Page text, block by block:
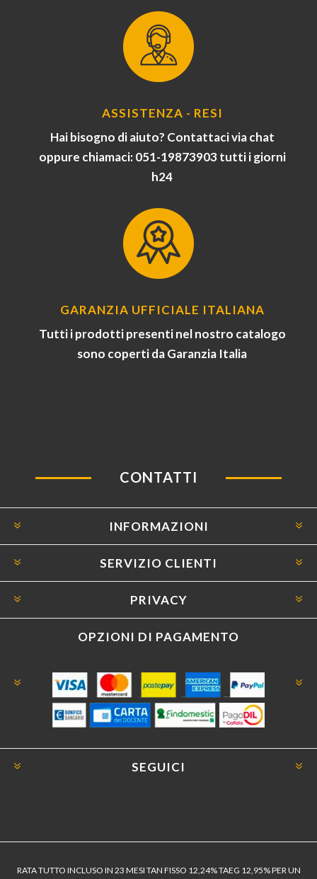
ASSISTENZA - RESI
Hai bisogno di aiuto? Contattaci via chat
oppure chiamaci: 051-19873903 tutti i giorni
h24
GARANZIA UFFICIALE ITALIANA
Tutti i prodotti presenti nel nostro catalogo
sono coperti da Garanzia Italia
CONTATTI
INFORMAZIONI
SERVIZIO CLIENTI
PRIVACY
OPZIONI DI PAGAMENTO
SEGUICI
RATA TUTTO INCLUSO IN 23 MESI TAN FISSO 12,24% TAEG 12,95% PER UN